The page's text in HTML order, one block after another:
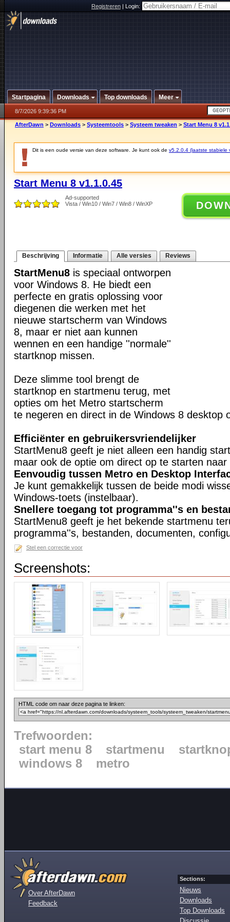
Registreren|Login:
Startpagina Downloads Top downloads Meer
8/7/2026 9:39:36 PM
AfterDawn > Downloads > Systeemtools > Systeem tweaken > Start Menu 8
Dit is een oude versie van deze software. Je kunt ook de v5.2.0.4 (laatste stabiele
Start Menu 8 v1.1.0.45
Ad-supported
Vista / Win10 / Win7 / Win8 / WinXP
Beschrijving Informatie Alle versies Reviews
StartMenu8 is speciaal ontworpen
voor Windows 8. He biedt een
perfecte en gratis oplossing voor
diegenen die werken met het
nieuwe startscherm van Windows
8, maar er niet aan kunnen
wennen en een handige ''normale''
startknop missen.
Deze slimme tool brengt de
startknop en startmenu terug, met
opties om het Metro startscherm
te negeren en direct in de Windows 8 desktop
Efficiënter en gebruikersvriendelijker
StartMenu8 geeft je niet alleen een handig
maar ook de optie om direct op te starten
Eenvoudig tussen Metro en Desktop
Je kunt gemakkelijk tussen de beide modi
Windows-toets (instelbaar).
Snellere toegang tot programma''s en
StartMenu8 geeft je het bekende startmenu
programma''s, bestanden, documenten,
Stel een correctie voor
Screenshots:
HTML code om naar deze pagina te linken:
Trefwoorden:
start menu 8
startmenu
windows 8
metro
Over AfterDawn
Feedback
Sections:
Nieuws
Downloads
Top Downloads